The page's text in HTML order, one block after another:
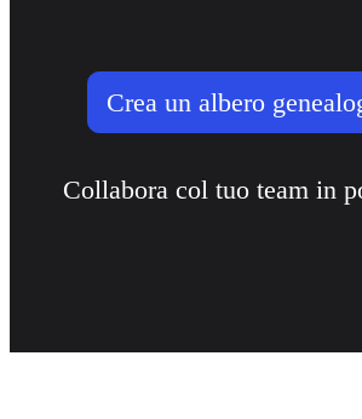
Crea un albero
Collabora col tuo team in